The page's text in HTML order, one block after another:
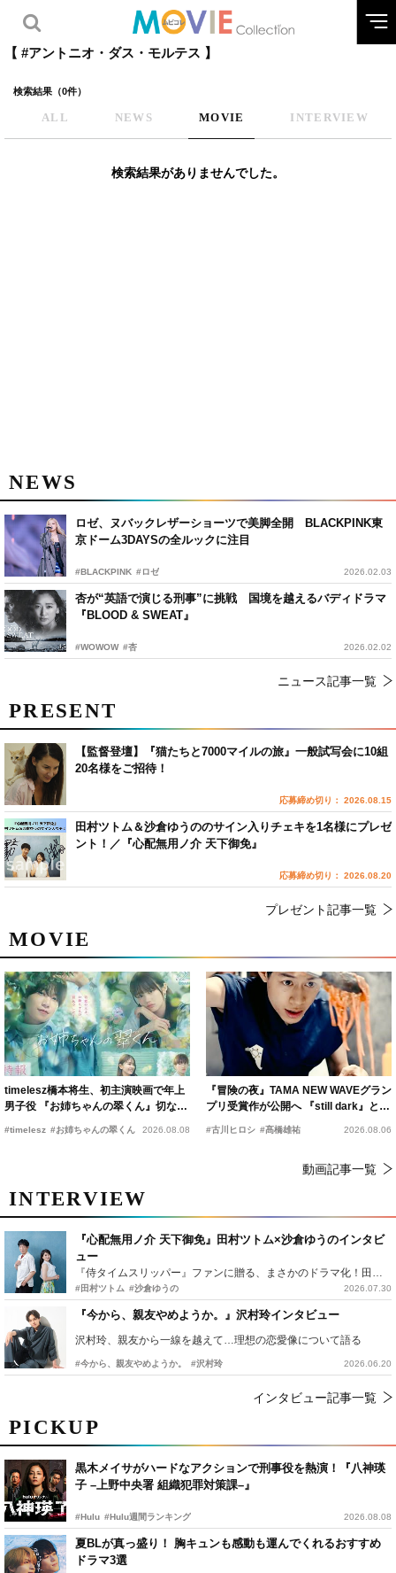
【 #アントニオ・ダス・モルテス 】
検索結果（0件）
ALL NEWS MOVIE INTERVIEW
検索結果がありませんでした。
NEWS
ロゼ、ヌバックレザーショーツで美脚全開 BLACKPINK東
京ドーム3DAYSの全ルックに注目
#BLACKPINK #ロゼ 2026.02.03
杏が“英語で演じる刑事”に挑戦 国境を越えるバディドラマ
『BLOOD & SWEAT』
#WOWOW #杏 2026.02.02
ニュース記事一覧
PICKUP
黒木メイサがハードなアクションで刑事役を熱演！『八神瑛
子 –上野中央署 組織犯罪対策課–』
#Hulu #Hulu週間ランキング 2026.08.08
夏BLが真っ盛り！ 胸キュンも感動も運んでくれるおすすめ
ドラマ3選
MOVIE
timelesz橋本将生、初主演映画で年上
男子役 『お姉ちゃんの翠くん』切ない
恋の幕開けを予感
#timelesz #お姉ちゃんの翠くん 2026.08.08
『冒険の夜』TAMA NEW WAVEグラン
プリ受賞作が公開へ 『still dark』と同
時上映決定
#古川ヒロシ #髙橋雄祐 2026.08.06
動画記事一覧
INTERVIEW
『心配無用ノ介 天下御免』田村ツトム×沙倉ゆうのインタビ
ュー
『侍タイムスリッパー』ファンに贈る、まさかのドラマ化！田村ツトム×沙倉ゆうのが語る『心配無用ノ介』撮影秘話
#田村ツトム #沙倉ゆうの 2026.07.30
『今から、親友やめようか。』沢村玲インタビュー
沢村玲、親友から一線を越えて…理想の恋愛像について語る
#今から、親友やめようか。 #沢村玲 2026.06.20
インタビュー記事一覧
PRESENT
【監督登壇】『猫たちと7000マイルの旅』一般試写会に10組
20名様をご招待！
応募締め切り： 2026.08.15
田村ツトム＆沙倉ゆうののサイン入りチェキを1名様にプレゼ
ント！／『心配無用ノ介 天下御免』
応募締め切り： 2026.08.20
プレゼント記事一覧